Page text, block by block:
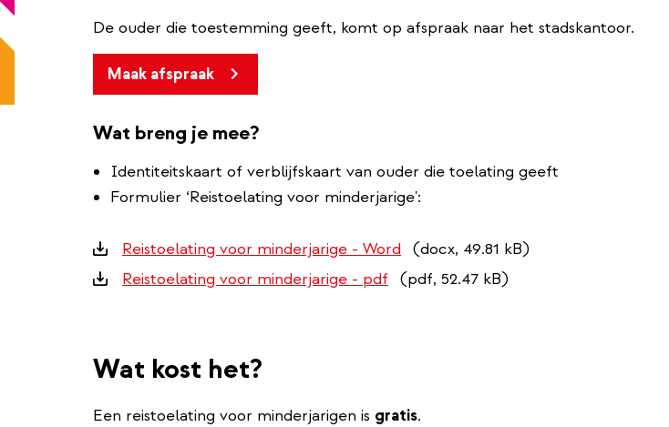
De ouder die toestemming geeft, komt op afspraak naar het stadskantoor.
Maak afspraak
Wat breng je mee?
Identiteitskaart of verblijfskaart van ouder die toelating geeft
Formulier ‘Reistoelating voor minderjarige':
Downloads
Reistoelating voor minderjarige - Word
(docx, 49.81 kB)
Reistoelating voor minderjarige - pdf
(pdf, 52.47 kB)
Wat kost het?
Een reistoelating voor minderjarigen is gratis.